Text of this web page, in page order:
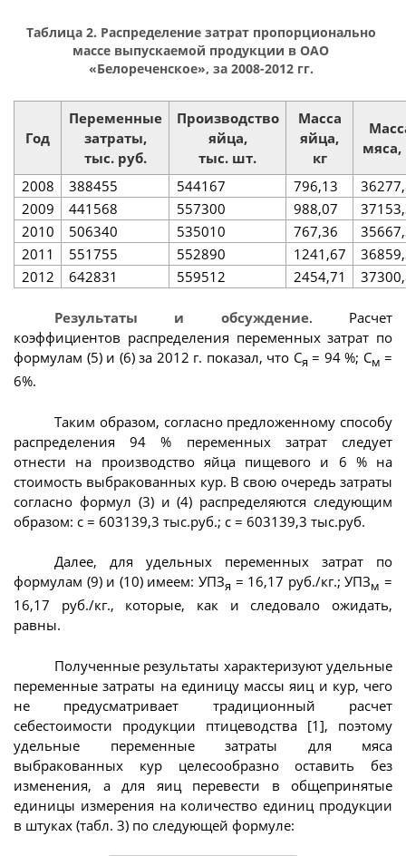
Таблица 2. Распределение затрат пропорционально
массе выпускаемой продукции в ОАО
«Белореченское», за 2008-2012 гг.
Год
Переменные
затраты,
тыс. руб.
Производство
яйца,
тыс. шт.
Масса
яйца,
кг
мяса,
2008 388455 544167 796,13
2009
441568 557300 988,07
2010
506340 535010 767,36
2011
551755 552890 1241,67
2012
642831 559512 2454,71
Результаты и обсуждение. Расчет
коэффициентов распределения переменных затрат по
формулам (5) и (6) за 2012 г. показал, что Ся= 94 %; См =
6%.
Таким образом, согласно предложенному способу
распределения 94 % переменных затрат следует
отнести на производство яйца пищевого и 6 % на
стоимость выбракованных кур. В свою очередь затраты
согласно формул (3) и (4) распределяются следующим
образом: с = 603139,3 тыс.руб.; с = 603139,3 тыс.руб.
Далее, для удельных переменных затрат по
формулам (9) и (10) имеем: УПЗя = 16,17 руб./кг.; УПЗм =
16,17 руб./кг., которые, как и следовало ожидать,
равны.
Полученные результаты характеризуют удельные
переменные затраты на единицу массы яиц и кур, чего
не предусматривает традиционный расчет
себестоимости продукции птицеводства [1], поэтому
удельные переменные затраты для мяса
выбракованных кур целесообразно оставить без
изменения, а для яиц перевести в общепринятые
единицы измерения на количество единиц продукции
в штуках (табл. 3) по следующей формуле: